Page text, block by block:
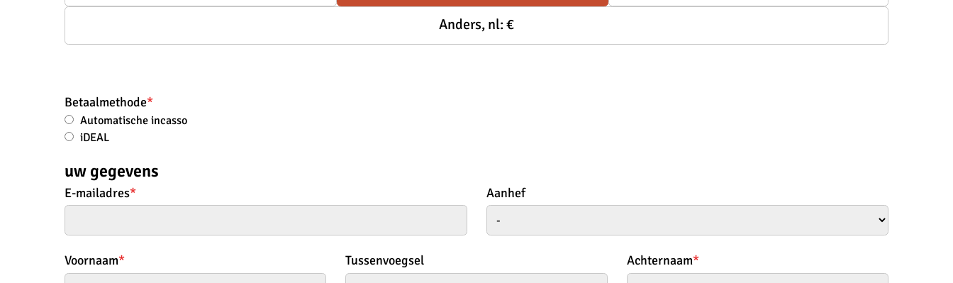
Anders, nl: €
Betaalmethode*
Automatische incasso
iDEAL
uw gegevens
E-mailadres* Aanhef
Voornaam* Tussenvoegsel Achternaam*